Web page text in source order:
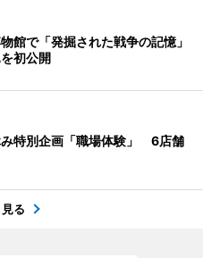
館で「発掘された戦争の記憶」
初公開
特別企画「職場体験」 6店舗
る